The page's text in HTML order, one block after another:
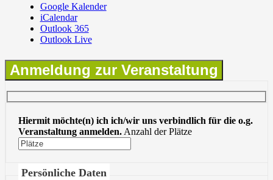
Google Kalender
iCalendar
Outlook 365
Outlook Live
Anmeldung zur Veranstaltung
Hiermit möchte(n) ich ich/wir uns verbindlich für die o.g.
Veranstaltung anmelden.Anzahl der Plätze
Persönliche Daten